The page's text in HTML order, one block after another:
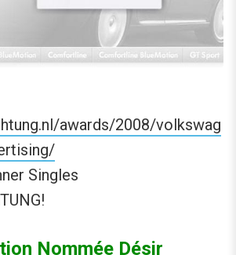
awards/2008/volkswag
Singles
Nommée Désir